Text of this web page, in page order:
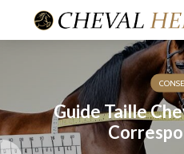
Guide Taille